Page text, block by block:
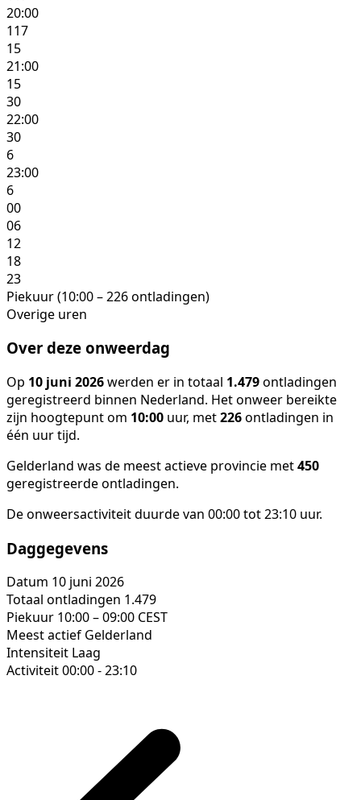
20:00
117
15
21:00
15
30
22:00
30
6
23:00
6
00
06
12
18
23
Piekuur (10:00 – 226 ontladingen)
Overige uren
Over deze onweerdag
Op 10 juni 2026werden er in totaal 1.479ontladingen
geregistreerd binnen Nederland. Het onweer bereikte
zijn hoogtepunt om 10:00 uur, met226ontladingen in
één uur tijd.
Gelderland was de meest actieve provincie met450
geregistreerde ontladingen.
De onweersactiviteit duurde van 00:00 tot 23:10 uur.
Daggegevens
Datum 10 juni 2026
Totaal ontladingen 1.479
Piekuur 10:00 – 09:00 CEST
Meest actief Gelderland
Intensiteit Laag
Activiteit00:00 - 23:10